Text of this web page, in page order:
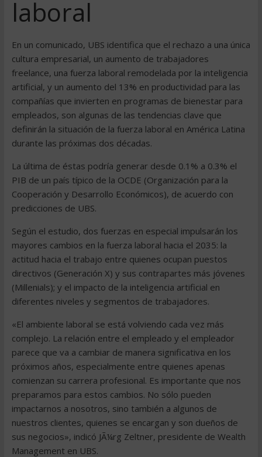
laboral
En un comunicado, UBS identifica que el rechazo a una única
cultura empresarial, un aumento de trabajadores
freelance, una fuerza laboral remodelada por la inteligencia
artificial, y un aumento del 13% en productividad para las
compañías que invierten en programas de bienestar para
empleados, son algunas de las tendencias clave que
definirán la situación de la fuerza laboral en América Latina
durante las próximas dos décadas.
La última de éstas podría generar desde 0.1% a 0.3% el
PIB de un país típico de la OCDE (Organización para la
Cooperación y Desarrollo Económicos), de acuerdo con
predicciones de UBS.
Según el estudio, dos fuerzas en especial impulsarán los
mayores cambios en la fuerza laboral hacia el 2035: la
actitud hacia el trabajo entre quienes ocupan puestos
directivos (Generación X) y sus contrapartes más jóvenes
(Millenials); y el impacto de la inteligencia artificial en
diferentes niveles y segmentos de trabajadores.
«El ambiente laboral se está volviendo cada vez más
complejo. La relación entre el empleado y el empleador
parece que va a cambiar de manera significativa en los
próximos años, especialmente entre quienes apenas
comienzan su carrera profesional. Es importante que nos
preparamos para estos cambios. No sólo pueden
impactarnos a nosotros, sino también a algunos de
nuestros clientes, quienes se encargan y son dueños de
sus negocios», indicó JÃ¼rg Zeltner, presidente de Wealth
Management en UBS.